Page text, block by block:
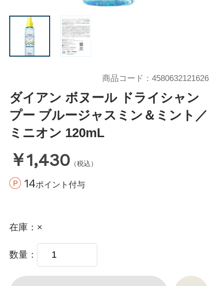
ダイアン ボヌール ドライシャン
プー ブルージャスミン＆ミント／
ミニオン 120mL
￥1,430 （税込）
14ポイント付与
商品コード 4580632121626
在庫 ×
数量